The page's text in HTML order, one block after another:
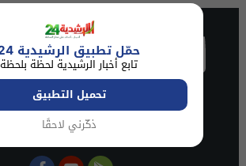
حمّل تطبيق الرشيدية 24
تابع أخبار الرشيدية لحظة بلحظة
تحميل التطبيق
ذكّرني لاحقًا